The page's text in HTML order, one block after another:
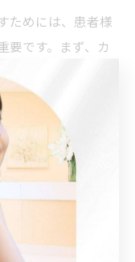
ためには、患者様
要です。まず、カ
し、適切な注入量
トとなります。例
分には、極細の針
ことで、腫れや内
、自然な仕上がり